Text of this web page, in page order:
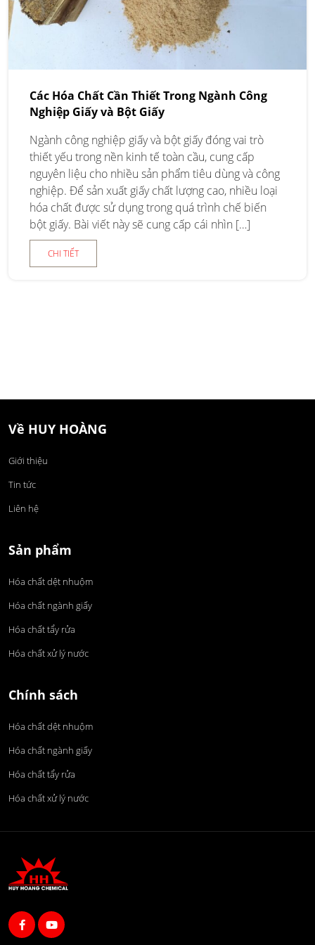
Các Hóa Chất Cần Thiết Trong Ngành Công
Nghiệp Giấy và Bột Giấy
Ngành công nghiệp giấy và bột giấy đóng vai trò
thiết yếu trong nền kinh tế toàn cầu, cung cấp
nguyên liệu cho nhiều sản phẩm tiêu dùng và công
nghiệp. Để sản xuất giấy chất lượng cao, nhiều loại
hóa chất được sử dụng trong quá trình chế biến
bột giấy. Bài viết này sẽ cung cấp cái nhìn […]
CHI TIẾT
Về HUY HOÀNG
Giới thiệu
Tin tức
Liên hệ
Sản phẩm
Hóa chất dệt nhuộm
Hóa chất ngành giấy
Hóa chất tẩy rửa
Hóa chất xử lý nước
Chính sách
Hóa chất dệt nhuộm
Hóa chất ngành giấy
Hóa chất tẩy rửa
Hóa chất xử lý nước